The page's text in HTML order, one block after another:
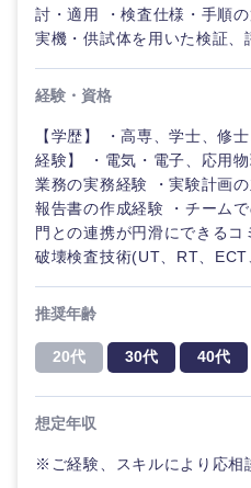
討・適用 ・検査仕様・手順
実機・供試体を用いた検証、
経験・資格
【学歴】 ・高専、学士、修
経験】 ・電気・電子、応用
業務の実務経験 ・実験計画
報告書の作成経験 ・チーム
門との連携が円滑にできる
破壊検査技術(UT、RT、ECT
推奨年齢
20代 30代 40代
想定年収
※ご経験、スキルにより応相